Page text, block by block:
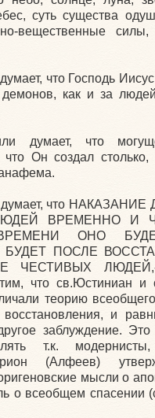
суть существа
вещественные
что Господь
как и за
думает, что
Он создал столько,
думает, что
ВРЕМЕННО И
ОНО
БУДЕТ ПОСЛЕ
ЧЕСТИВЫХ
что св.Юстиниан и
теорию
и
заблуждение. Это
т.к.
(Алфеев)
мысли о
о всеобщем спасении